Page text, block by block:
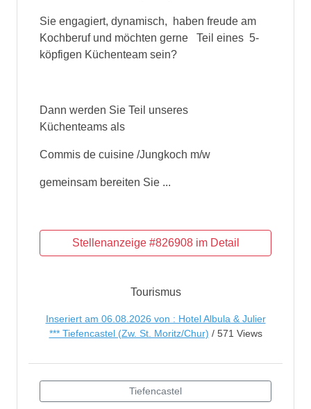
Sie engagiert, dynamisch, haben freude am
Kochberuf und möchten gerne Teil eines 5-
köpfigen Küchenteam sein?
Dann werden Sie Teil unseres
Küchenteams als
Commis de cuisine /Jungkoch m/w
gemeinsam bereiten Sie ...
Tourismus
Inseriert am 06.08.2026 von : Hotel Albula & Julier
*** Tiefencastel (Zw. St. Moritz/Chur) / 571 Views